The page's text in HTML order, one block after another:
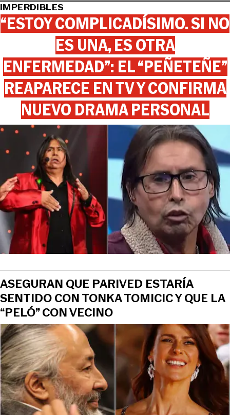
IMPERDIBLES
“ESTOY COMPLICADÍSIMO. SI NO
ES UNA, ES OTRA
ENFERMEDAD”: EL “PEÑETEÑE”
REAPARECE EN TV Y CONFIRMA
NUEVO DRAMA PERSONAL
ASEGURAN QUE PARIVED ESTARÍA
SENTIDO CON TONKA TOMICIC Y QUE LA
“PELÓ” CON VECINO